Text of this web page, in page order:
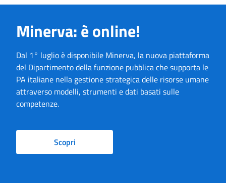
Minerva: è online!
Dal 1° luglio è disponibile Minerva, la nuova piattaforma
del Dipartimento della funzione pubblica che supporta le
PA italiane nella gestione strategica delle risorse umane
attraverso modelli, strumenti e dati basati sulle
competenze.
Scopri